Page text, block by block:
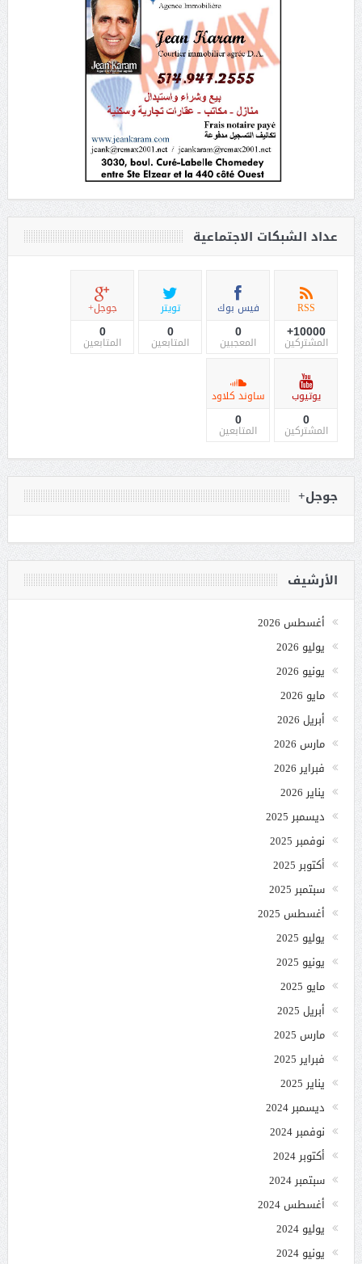
عداد الشبكات الاجتماعية
RSS
10000+
المشتركين
فيس بوك
0
المعجبين
تويتر
0
المتابعين
جوجل+
0
المتابعين
يوتيوب
0
المشتركين
ساوند كلاود
0
المتابعين
جوجل+
الأرشيف
أغسطس 2026
يوليو 2026
يونيو 2026
مايو 2026
أبريل 2026
مارس 2026
فبراير 2026
يناير 2026
ديسمبر 2025
نوفمبر 2025
أكتوبر 2025
سبتمبر 2025
أغسطس 2025
يوليو 2025
يونيو 2025
مايو 2025
أبريل 2025
مارس 2025
فبراير 2025
يناير 2025
ديسمبر 2024
نوفمبر 2024
أكتوبر 2024
سبتمبر 2024
أغسطس 2024
يوليو 2024
يونيو 2024